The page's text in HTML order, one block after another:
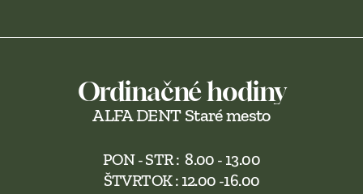
Ordinačné hodiny
ALFA DENT Staré mesto
PON - STR :  8.00 - 13.00
ŠTVRTOK : 12.00 -16.00